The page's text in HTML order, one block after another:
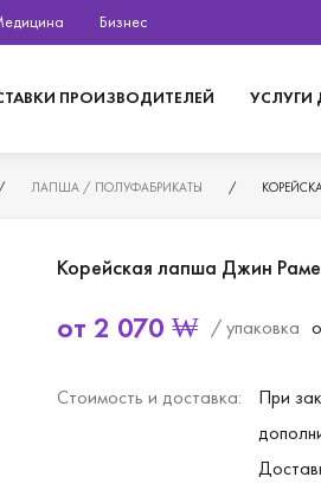
Бизнес
ПРОИЗВОДИТЕЛЕЙ УСЛУГИ
/ ЛАПША / ПОЛУФАБРИКАТЫ /
Корейская лапша Джин
от 2 070 ₩ / упаковка
Стоимость и доставка:
При